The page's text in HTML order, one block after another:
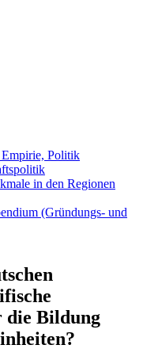
Empirie, Politik
in den Regionen
(Gründungs- und
die Bildung